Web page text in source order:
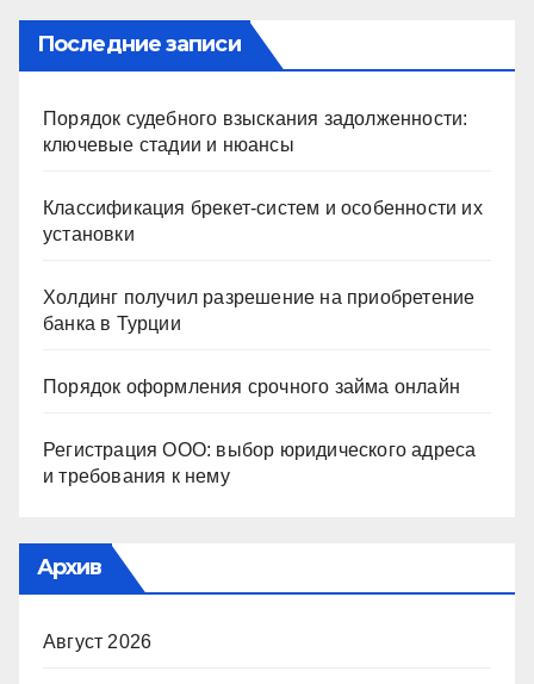
Последние записи
Порядок судебного взыскания задолженности:
ключевые стадии и нюансы
Классификация брекет-систем и особенности их
установки
Холдинг получил разрешение на приобретение
банка в Турции
Порядок оформления срочного займа онлайн
Регистрация ООО: выбор юридического адреса
и требования к нему
Архив
Август 2026